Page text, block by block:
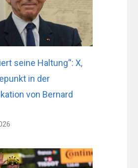
seine Haltung“: X,
in der
von Bernard